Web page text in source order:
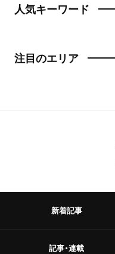
人気キーワード
注目のエリア
新着記事
記事・連載